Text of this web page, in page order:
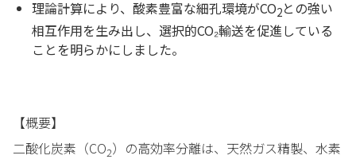
理論計算により、酸素豊富な細孔環境がCO2との強い
相互作用を生み出し、選択的CO₂輸送を促進している
ことを明らかにしました。
【概要】
二酸化炭素（CO2）の高効率分離は、天然ガス精製、水素